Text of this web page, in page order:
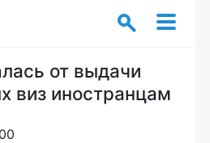
от выдачи
виз иностранцам